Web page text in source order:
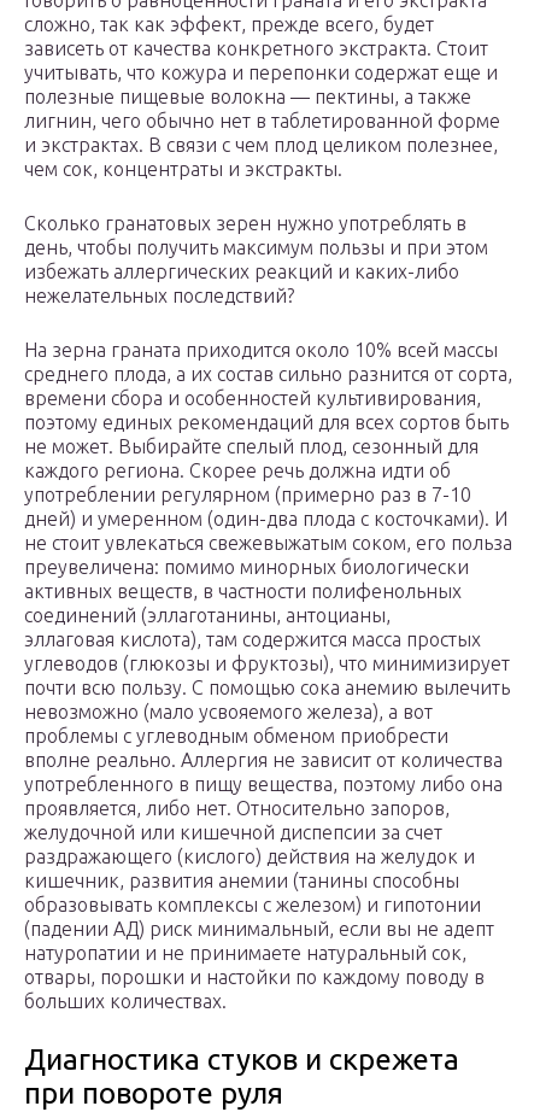
сложно, так как эффект, прежде всего, будет
зависеть от качества конкретного экстракта. Стоит
учитывать, что кожура и перепонки содержат еще и
полезные пищевые волокна — пектины, а также
лигнин, чего обычно нет в таблетированной форме
и экстрактах. В связи с чем плод целиком полезнее,
чем сок, концентраты и экстракты.
Сколько гранатовых зерен нужно употреблять в
день, чтобы получить максимум пользы и при этом
избежать аллергических реакций и каких-либо
нежелательных последствий?
На зерна граната приходится около 10% всей массы
среднего плода, а их состав сильно разнится от сорта,
времени сбора и особенностей культивирования,
поэтому единых рекомендаций для всех сортов быть
не может. Выбирайте спелый плод, сезонный для
каждого региона. Скорее речь должна идти об
употреблении регулярном (примерно раз в 7-10
дней) и умеренном (один-два плода с косточками). И
не стоит увлекаться свежевыжатым соком, его польза
преувеличена: помимо минорных биологически
активных веществ, в частности полифенольных
соединений (эллаготанины, антоцианы,
эллаговая кислота), там содержится масса простых
углеводов (глюкозы и фруктозы), что минимизирует
почти всю пользу. С помощью сока анемию вылечить
невозможно (мало усвояемого железа), а вот
проблемы с углеводным обменом приобрести
вполне реально. Аллергия не зависит от количества
употребленного в пищу вещества, поэтому либо она
проявляется, либо нет. Относительно запоров,
желудочной или кишечной диспепсии за счет
раздражающего (кислого) действия на желудок и
кишечник, развития анемии (танины способны
образовывать комплексы с железом) и гипотонии
(падении АД) риск минимальный, если вы не адепт
натуропатии и не принимаете натуральный сок,
отвары, порошки и настойки по каждому поводу в
больших количествах.
Диагностика стуков и скрежета
при повороте руля